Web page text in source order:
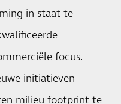
in staat te
focus.
initiatieven
milieu footprint te